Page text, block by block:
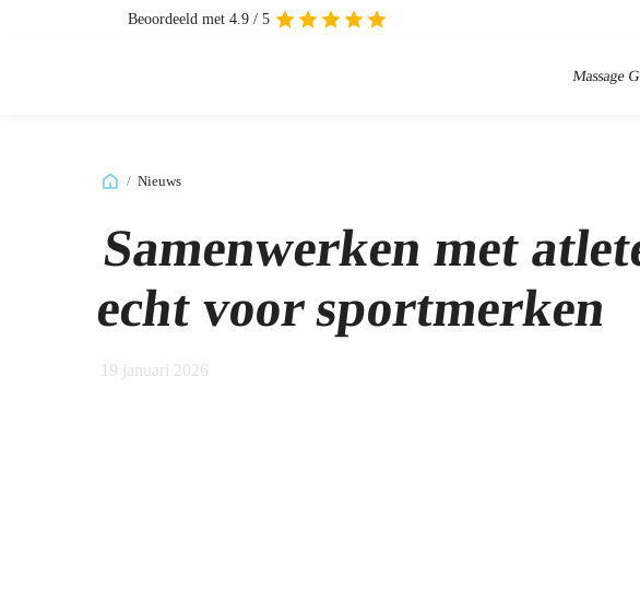
Beoordeeld met 4.9 / 5
Massage
/ Nieuws
Samenwerken met
echt voor sportmerken
19 januari 2026